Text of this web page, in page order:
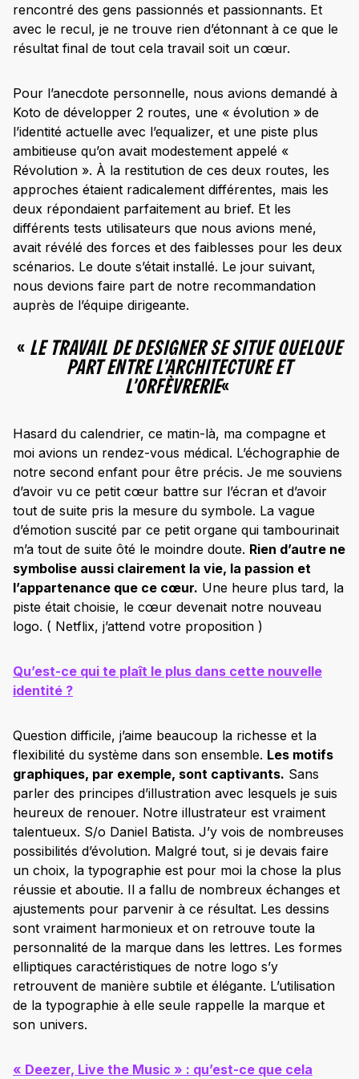
rencontré des gens passionnés et passionnants. Et
avec le recul, je ne trouve rien d’étonnant à ce que le
résultat final de tout cela travail soit un cœur.
Pour l’anecdote personnelle, nous avions demandé à
Koto de développer 2 routes, une « évolution » de
l’identité actuelle avec l’equalizer, et une piste plus
ambitieuse qu’on avait modestement appelé «
Révolution ». À la restitution de ces deux routes, les
approches étaient radicalement différentes, mais les
deux répondaient parfaitement au brief. Et les
différents tests utilisateurs que nous avions mené,
avait révélé des forces et des faiblesses pour les deux
scénarios. Le doute s’était installé. Le jour suivant,
nous devions faire part de notre recommandation
auprès de l’équipe dirigeante.
« LE TRAVAIL DE DESIGNER SE SITUE QUELQUE
PART ENTRE L’ARCHITECTURE ET
L’ORFÈVRERIE«
Hasard du calendrier, ce matin-là, ma compagne et
moi avions un rendez-vous médical. L’échographie de
notre second enfant pour être précis. Je me souviens
d’avoir vu ce petit cœur battre sur l’écran et d’avoir
tout de suite pris la mesure du symbole. La vague
d’émotion suscité par ce petit organe qui tambourinait
m’a tout de suite ôté le moindre doute. Rien d’autre ne
symbolise aussi clairement la vie, la passion et
l’appartenance que ce cœur. Une heure plus tard, la
piste était choisie, le cœur devenait notre nouveau
logo. ( Netflix, j’attend votre proposition )
Qu’est-ce qui te plaît le plus dans cette nouvelle
identité ?
Question difficile, j’aime beaucoup la richesse et la
flexibilité du système dans son ensemble. Les motifs
graphiques, par exemple, sont captivants. Sans
parler des principes d’illustration avec lesquels je suis
heureux de renouer. Notre illustrateur est vraiment
talentueux. S/o Daniel Batista. J’y vois de nombreuses
possibilités d’évolution. Malgré tout, si je devais faire
un choix, la typographie est pour moi la chose la plus
réussie et aboutie. Il a fallu de nombreux échanges et
ajustements pour parvenir à ce résultat. Les dessins
sont vraiment harmonieux et on retrouve toute la
personnalité de la marque dans les lettres. Les formes
elliptiques caractéristiques de notre logo s’y
retrouvent de manière subtile et élégante. L’utilisation
de la typographie à elle seule rappelle la marque et
son univers.
« Deezer, Live the Music » : qu’est-ce que cela